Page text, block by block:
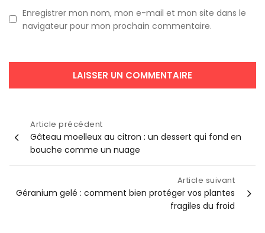
Enregistrer mon nom, mon e-mail et mon site dans le
navigateur pour mon prochain commentaire.
Navigation
de
l’article
Article précédent
Gâteau moelleux au citron : un dessert qui fond en
bouche comme un nuage
Article suivant
Géranium gelé : comment bien protéger vos plantes
fragiles du froid